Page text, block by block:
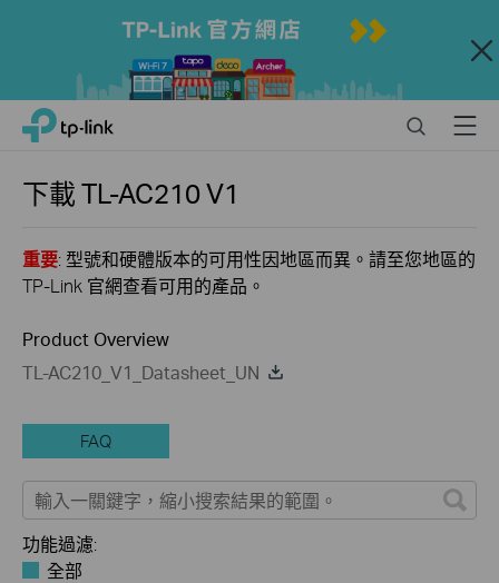
Close
Click
navigation
TP-Link, Reliably Smart SearchMenu
下載TL-AC210V1
重要: 型號和硬體版本的可用性因地區而異。請至您地區的
TP-Link 官網查看可用的產品。
Product Overview
TL-AC210_V1_Datasheet_UN
FAQ
功能過濾:
全部